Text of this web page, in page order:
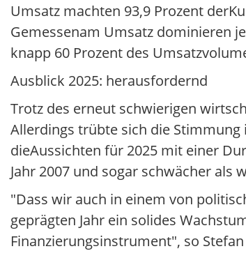
Umsatz machten 93,9 Prozent
Gemessenam Umsatz dominieren
knapp 60 Prozent des
Ausblick 2025: herausfordernd
Trotz des erneut schwierigen
Allerdings trübte sich die
dieAussichten für 2025 mit einer
Jahr 2007 und sogar schwächer als
"Dass wir auch in einem von
geprägten Jahr ein solides
Finanzierungsinstrument", so